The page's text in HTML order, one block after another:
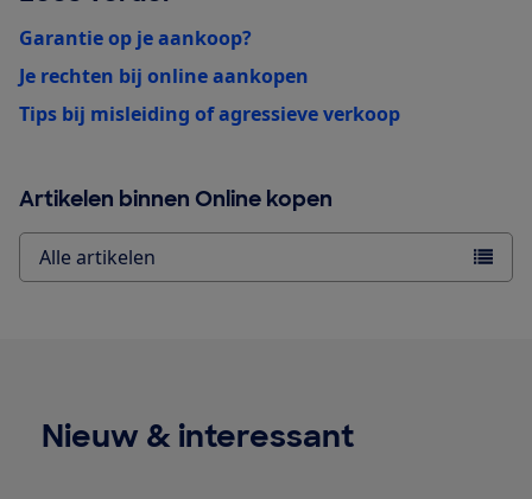
Garantie op je aankoop?
Je rechten bij online aankopen
Tips bij misleiding of agressieve verkoop
Artikelen binnen Online kopen
Alle artikelen
Nieuw & interessant